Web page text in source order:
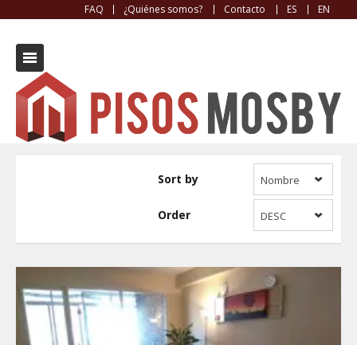
FAQ ¿Quiénes somos? Contacto ES EN
Oven
Sort by Nombre
Order DESC